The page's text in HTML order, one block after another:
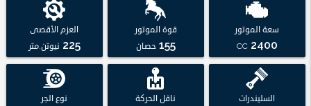
سعة الموتور
2400
CC
قوة الموتور
155 حصان
العزم الأقصى
225 نيوتن.متر
السليندرات ناقل الحركة نوع الجر